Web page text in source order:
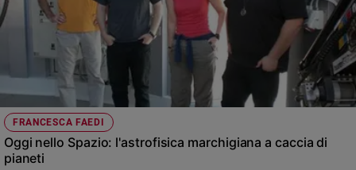
FRANCESCA FAEDI
Oggi nello Spazio: l'astrofisica marchigiana a caccia di
pianeti